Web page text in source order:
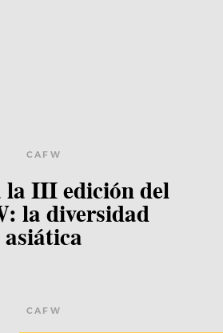
CAFW
la III edición del
la diversidad
asiática
CAFW